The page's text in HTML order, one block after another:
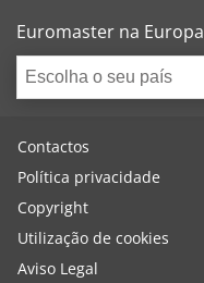
Euromaster na Europa
Escolha o seu país
Contactos
Política privacidade
Copyright
Utilização de cookies
Aviso Legal